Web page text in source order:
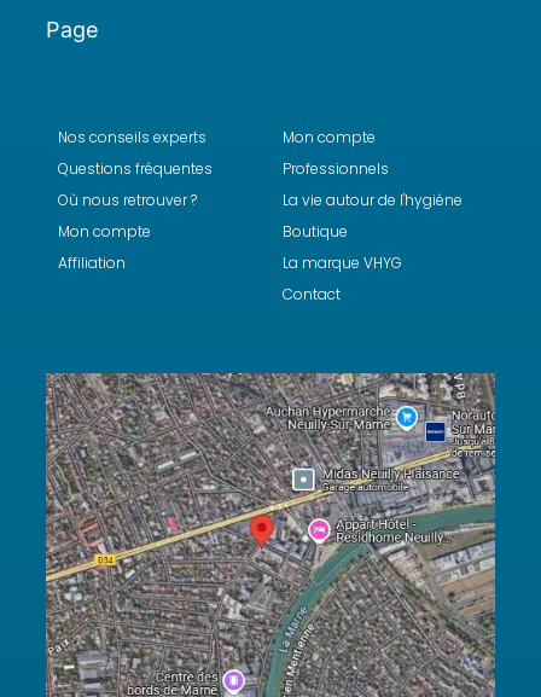
Page
Nos conseils experts
Questions fréquentes
Où nous retrouver ?
Mon compte
Affiliation
Mon compte
Professionnels
La vie autour de l'hygiéne
Boutique
La marque VHYG
Contact